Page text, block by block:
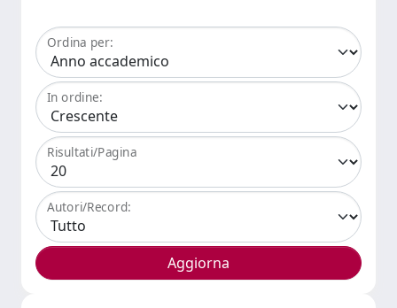
Ordina per:
In ordine:
Risultati/Pagina
Autori/Record: